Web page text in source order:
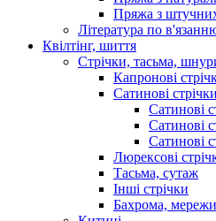
Пряжа з
Література по
Квілтінг, шиття
Стрічки, тасьма,
Капронові
Сатинові стрічки
Сатинові
Сатинові
Сатинові
Люрексові
Тасьма, сутаж
Інші стрічки
Бахрома,